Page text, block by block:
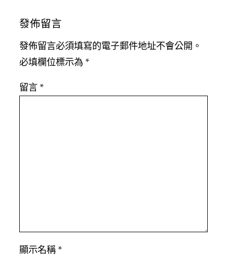
發佈留言
發佈留言必須填寫的電子郵件地址不會公開。
必填欄位標示為 *
留言 *
顯示名稱 *